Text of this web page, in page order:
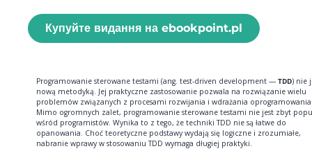
Купуйте видання на ebookpoint.pl
Programowanie sterowane testami (ang. test-driven development — TDD) nie
nową metodyką. Jej praktyczne zastosowanie pozwala na rozwiązanie wielu
problemów związanych z procesami rozwijania i wdrażania
Mimo ogromnych zalet, programowanie sterowane testami nie jest zbyt
wśród programistów. Wynika to z tego, że techniki TDD nie są łatwe do
opanowania. Choć teoretyczne podstawy wydają się logiczne i zrozumiałe,
nabranie wprawy w stosowaniu TDD wymaga długiej praktyki.